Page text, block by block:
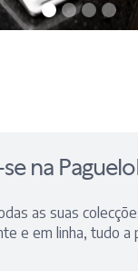
na
as suas
e em linha, tudo a